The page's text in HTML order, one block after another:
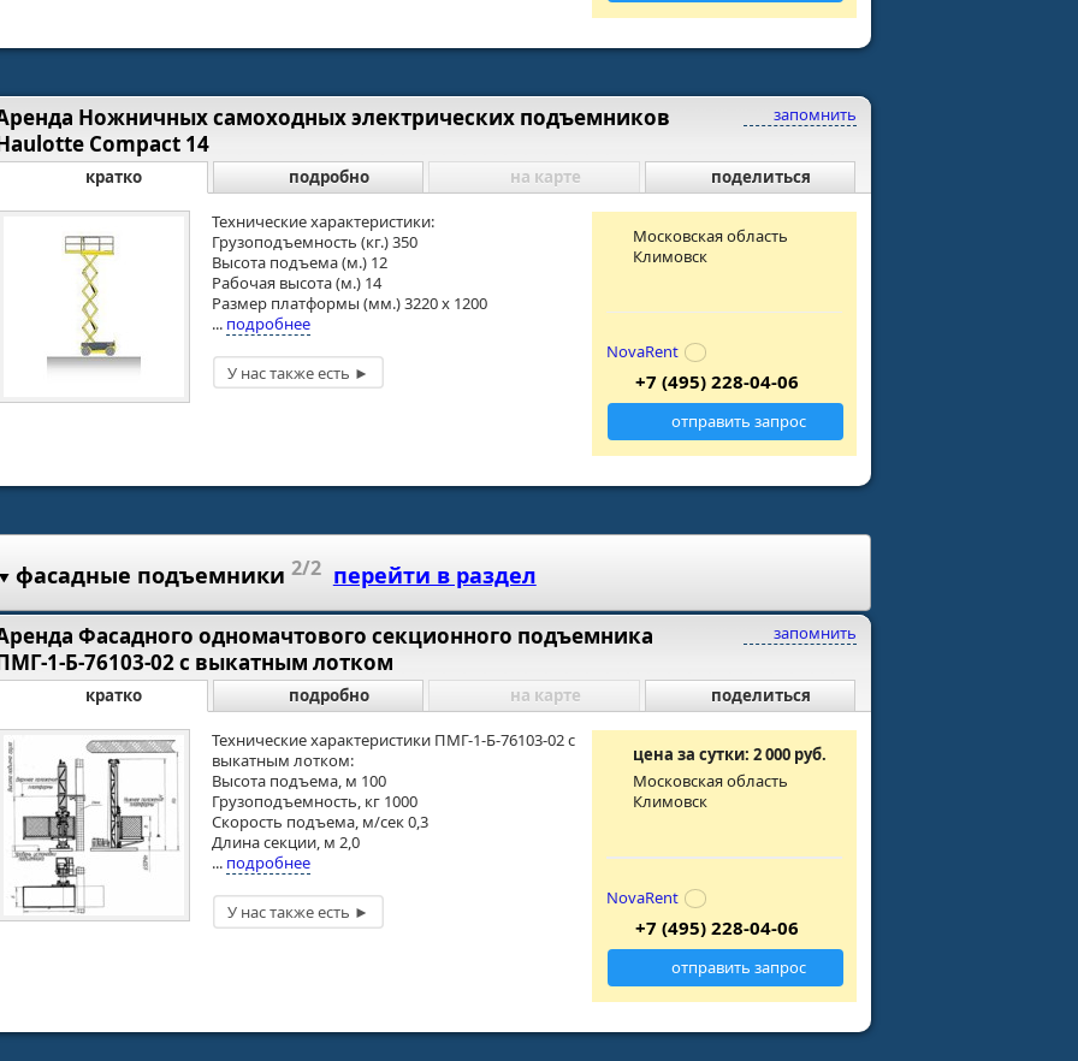
запомнить
Ножничных самоходных электрических подъемников
Compact 14
кратко подробно на карте поделиться
Технические характеристики:
Грузоподъемность (кг.) 350
Высота подъема (м.) 12
Рабочая высота (м.) 14
Размер платформы (мм.) 3220 х 1200
... подробнее
Московская область
Климовск
NovaRent
+7 (495) 228-04-06
отправить запрос
фасадные подъемники 2/2 перейти в раздел
запомнить
Фасадного одномачтового секционного подъемника
1-Б-76103-02 с выкатным лотком
кратко подробно на карте поделиться
Технические характеристики ПМГ-1-Б-76103-02 с
выкатным лотком:
Высота подъема, м 100
Грузоподъемность, кг 1000
Скорость подъема, м/сек 0,3
Длина секции, м 2,0
... подробнее
цена за сутки: 2 000 руб.
Московская область
Климовск
NovaRent
+7 (495) 228-04-06
отправить запрос